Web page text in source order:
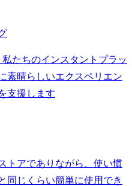
たちのインスタントプラッ
素晴らしいエクスペリエン
支援します
トアでありながら、使い慣
同じくらい簡単に使用でき